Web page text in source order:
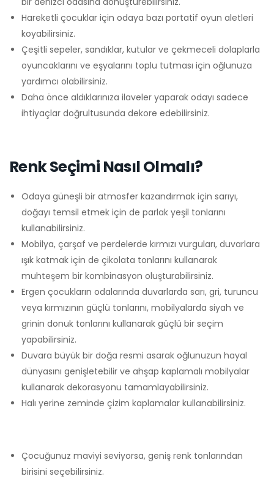
Hareketli çocuklar için odaya bazı portatif oyun aletleri
koyabilirsiniz.
Çeşitli sepeler, sandıklar, kutular ve çekmeceli dolaplarla
oyuncaklarını ve eşyalarını toplu tutması için oğlunuza
yardımcı olabilirsiniz.
Daha önce aldıklarınıza ilaveler yaparak odayı sadece
ihtiyaçlar doğrultusunda dekore edebilirsiniz.
Renk Seçimi Nasıl Olmalı?
Odaya güneşli bir atmosfer kazandırmak için sarıyı,
doğayı temsil etmek için de parlak yeşil tonlarını
kullanabilirsiniz.
Mobilya, çarşaf ve perdelerde kırmızı vurguları, duvarlara
ışık katmak için de çikolata tonlarını kullanarak
muhteşem bir kombinasyon oluşturabilirsiniz.
Ergen çocukların odalarında duvarlarda sarı, gri, turuncu
veya kırmızının güçlü tonlarını, mobilyalarda siyah ve
grinin donuk tonlarını kullanarak güçlü bir seçim
yapabilirsiniz.
Duvara büyük bir doğa resmi asarak oğlunuzun hayal
dünyasını genişletebilir ve ahşap kaplamalı mobilyalar
kullanarak dekorasyonu tamamlayabilirsiniz.
Halı yerine zeminde çizim kaplamalar kullanabilirsiniz.
Çocuğunuz maviyi seviyorsa, geniş renk tonlarından
birisini seçebilirsiniz.